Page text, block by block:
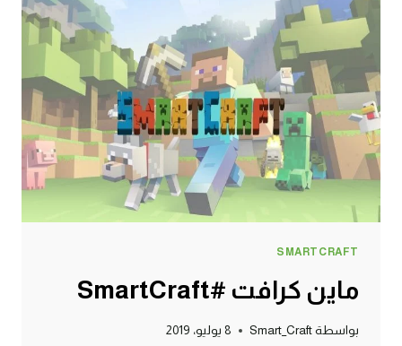
SMARTCRAFT
ماين كرافت #SmartCraft
بواسطة Smart_Craft 8 يوليو، 2019